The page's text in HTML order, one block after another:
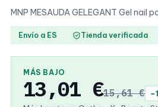
MNP MESAUDA GELEGANT Gel nail
Envío a ES Tienda verificada
MÁS BAJO
13,01 €15,61 €